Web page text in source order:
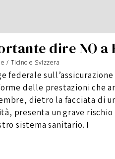
dire NO a
/ Ticino e Svizzera
federale
delle prestazioni che
dietro la facciata di
presenta un grave rischio
sistema sanitario. I